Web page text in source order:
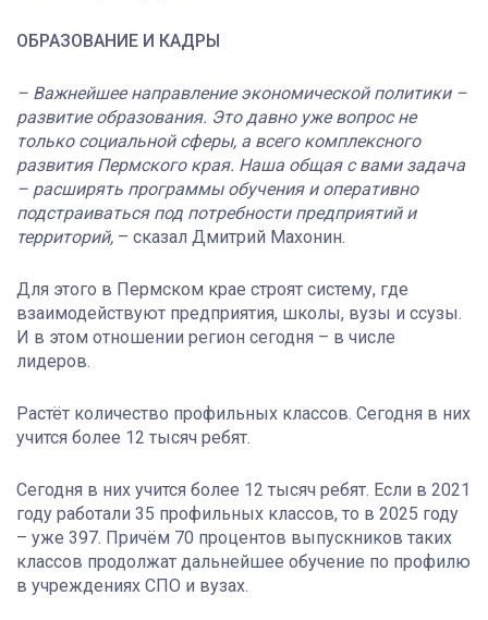
ОБРАЗОВАНИЕ И КАДРЫ
– Важнейшее направление экономической политики –
развитие образования. Это давно уже вопрос не
только социальной сферы, а всего комплексного
развития Пермского края. Наша общая с вами задача
– расширять программы обучения и оперативно
подстраиваться под потребности предприятий и
территорий, – сказал Дмитрий Махонин.
Для этого в Пермском крае строят систему, где
взаимодействуют предприятия, школы, вузы и ссузы.
И в этом отношении регион сегодня – в числе
лидеров.
Растёт количество профильных классов. Сегодня в них
учится более 12 тысяч ребят.
Сегодня в них учится более 12 тысяч ребят. Если в 2021
году работали 35 профильных классов, то в 2025 году
– уже 397. Причём 70 процентов выпускников таких
классов продолжат дальнейшее обучение по профилю
в учреждениях СПО и вузах.